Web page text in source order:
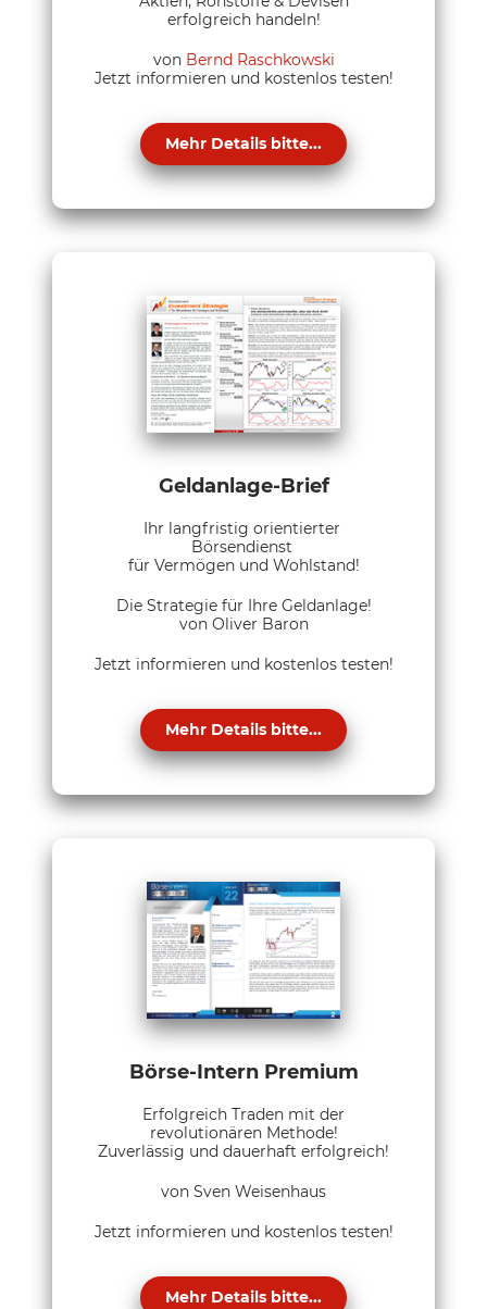
erfolgreich handeln!
von Bernd Raschkowski
Jetzt informieren und kostenlos testen!
Mehr Details bitte...
Geldanlage-Brief
Ihr langfristig orientierter
Börsendienst
für Vermögen und Wohlstand!
Die Strategie für Ihre Geldanlage!
von Oliver Baron
Jetzt informieren und kostenlos testen!
Mehr Details bitte...
Börse-Intern Premium
Erfolgreich Traden mit der
revolutionären Methode!
Zuverlässig und dauerhaft erfolgreich!
von Sven Weisenhaus
Jetzt informieren und kostenlos testen!
Mehr Details bitte...